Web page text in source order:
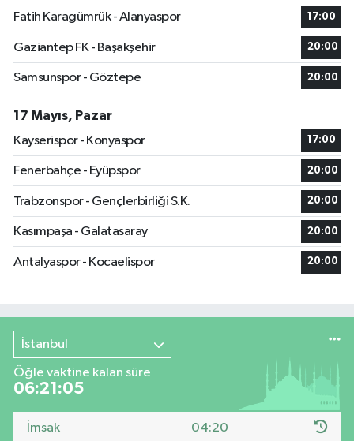
Fatih Karagümrük - Alanyaspor
17:00
Gaziantep FK - Başakşehir 20:00
Samsunspor - Göztepe 20:00
17 Mayıs, Pazar
Kayserispor - Konyaspor
17:00
Fenerbahçe - Eyüpspor 20:00
Trabzonspor - Gençlerbirliği S.K. 20:00
Kasımpaşa - Galatasaray 20:00
Antalyaspor - Kocaelispor 20:00
İstanbul
Öğle vaktine kalan süre
06:21:04
İmsak 04:20